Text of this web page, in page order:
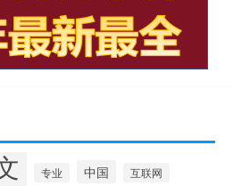
专业 中国
互联网